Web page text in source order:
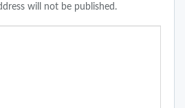
will not be published.